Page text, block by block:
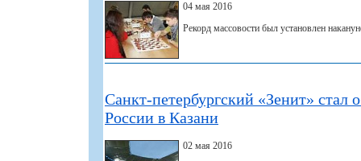
04 мая 2016
Рекорд массовости был установлен
Санкт-петербургский «Зенит» стал
России в Казани
02 мая 2016